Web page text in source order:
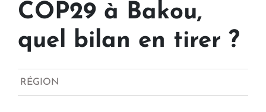
COP29 à Bakou,
quel bilan en tirer ?
RÉGION